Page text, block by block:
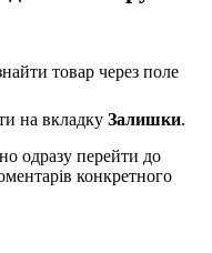
товар через поле
на вкладку Залишки.
одразу перейти до
конкретного